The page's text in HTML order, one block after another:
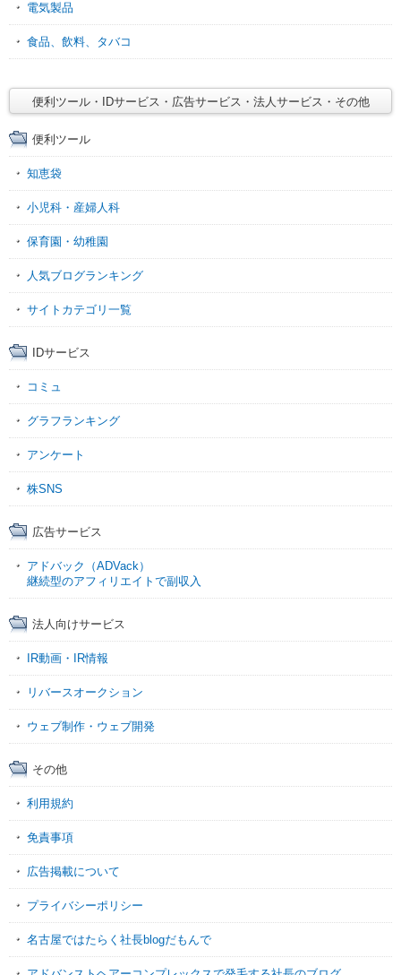
電気製品
食品、飲料、タバコ
便利ツール・IDサービス・広告サービス・法人サービス・その他
便利ツール
知恵袋
小児科・産婦人科
保育園・幼稚園
人気ブログランキング
サイトカテゴリ一覧
IDサービス
コミュ
グラフランキング
アンケート
株SNS
広告サービス
アドバック（ADVack）
継続型のアフィリエイトで副収入
法人向けサービス
IR動画・IR情報
リバースオークション
ウェブ制作・ウェブ開発
その他
利用規約
免責事項
広告掲載について
プライバシーポリシー
名古屋ではたらく社長blogだもんで